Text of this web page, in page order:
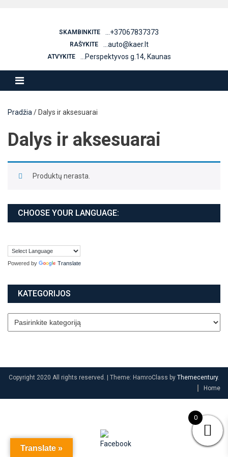
SKAMBINKITE ...+37067837373
RAŠYKITE ...auto@kaer.lt
ATVYKITE ...Perspektyvos g.14, Kaunas
Pradžia / Dalys ir aksesuarai
Dalys ir aksesuarai
Produktų nerasta.
CHOOSE YOUR LANGUAGE:
Powered by Translate
KATEGORIJOS
Copyright 2020 All rights reserved. Theme: HamroClass by Themecentury.
Home
Translate »
0